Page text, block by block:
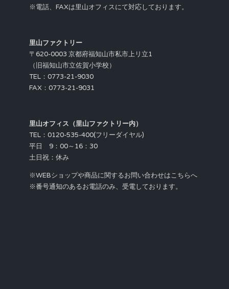
※電話、FAXは里山オフィスにて対応しております。
里山ファクトリー
〒620-0003 京都府福知山市私市上リ立1
（旧福知山市立佐賀小学校）
TEL：0773-21-9030
FAX：0773-21-9031
里山オフィス（里山ファクトリー内）
TEL：0120-535-400(フリーダイヤル)
平日 9：00～16：30
土日祝：休み
※WEBショップや商品に関するお問い合わせはこちらへ
※番号通知のあるお電話のみ、受電しております。